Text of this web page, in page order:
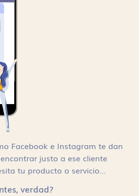
Facebook e Instagram te dan
justo a ese cliente
tu producto o servicio…
verdad?